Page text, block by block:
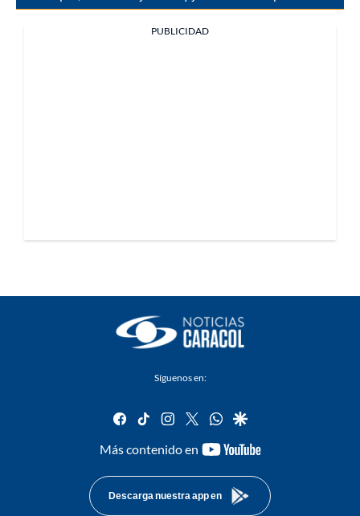
PUBLICIDAD
Síguenos en:
facebook
tiktok instagram
twitterwhatsapp
google
Más contenido en
youtube-
Descarga nuestra app en